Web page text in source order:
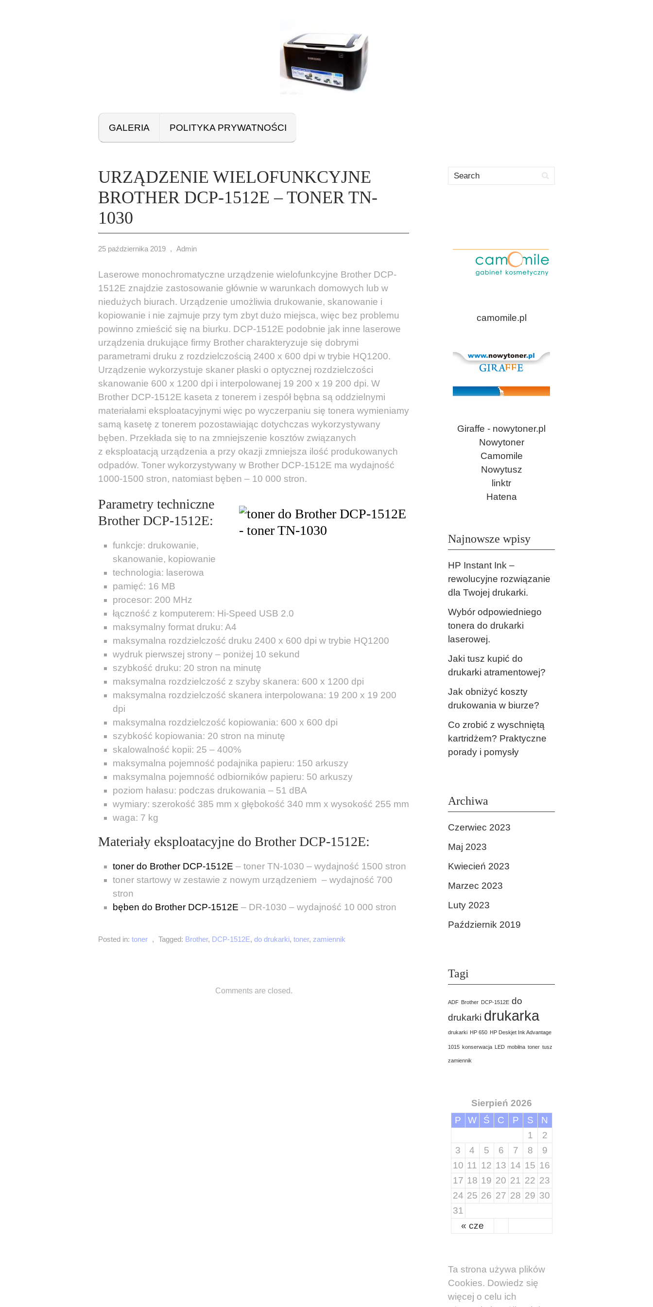
GALERIA POLITYKA PRYWATNOŚCI
URZĄDZENIE WIELOFUNKCYJNE
BROTHER DCP-1512E – TONER TN-
1030
25 października 2019 , Admin
Laserowe monochromatyczne urządzenie wielofunkcyjne Brother DCP-
1512E znajdzie zastosowanie głównie w warunkach domowych lub w
niedużych biurach. Urządzenie umożliwia drukowanie, skanowanie i
kopiowanie i nie zajmuje przy tym zbyt dużo miejsca, więc bez problemu
powinno zmieścić się na biurku. DCP-1512E podobnie jak inne laserowe
urządzenia drukujące firmy Brother charakteryzuje się dobrymi
parametrami druku z rozdzielczością 2400 x 600 dpi w trybie HQ1200.
Urządzenie wykorzystuje skaner płaski o optycznej rozdzielczości
skanowanie 600 x 1200 dpi i interpolowanej 19 200 x 19 200 dpi. W
Brother DCP-1512E kaseta z tonerem i zespół bębna są oddzielnymi
materiałami eksploatacyjnymi więc po wyczerpaniu się tonera wymieniamy
samą kasetę z tonerem pozostawiając dotychczas wykorzystywany
bęben. Przekłada się to na zmniejszenie kosztów związanych
z eksploatacją urządzenia a przy okazji zmniejsza ilość produkowanych
odpadów. Toner wykorzystywany w Brother DCP-1512E ma wydajność
1000-1500 stron, natomiast bęben – 10 000 stron.
Parametry techniczne
Brother DCP-1512E:
funkcje: drukowanie,
skanowanie, kopiowanie
technologia: laserowa
pamięć: 16 MB
procesor: 200 MHz
łączność z komputerem: Hi-Speed USB 2.0
maksymalny format druku: A4
maksymalna rozdzielczość druku 2400 x 600 dpi w trybie HQ1200
wydruk pierwszej strony – poniżej 10 sekund
szybkość druku: 20 stron na minutę
maksymalna rozdzielczość z szyby skanera: 600 x 1200 dpi
maksymalna rozdzielczość skanera interpolowana: 19 200 x 19 200
dpi
maksymalna rozdzielczość kopiowania: 600 x 600 dpi
szybkość kopiowania: 20 stron na minutę
skalowalność kopii: 25 – 400%
maksymalna pojemność podajnika papieru: 150 arkuszy
maksymalna pojemność odbiorników papieru: 50 arkuszy
poziom hałasu: podczas drukowania – 51 dBA
wymiary: szerokość 385 mm x głębokość 340 mm x wysokość 255 mm
waga: 7 kg
Materiały eksploatacyjne do Brother DCP-1512E:
toner do Brother DCP-1512E – toner TN-1030 – wydajność 1500 stron
toner startowy w zestawie z nowym urządzeniem – wydajność 700
stron
bęben do Brother DCP-1512E – DR-1030 – wydajność 10 000 stron
Posted in: toner , Tagged: Brother, DCP-1512E, do drukarki, toner, zamiennik
Comments are closed.
camomile.pl
Giraffe - nowytoner.pl
Nowytoner
Camomile
Nowytusz
linktr
Hatena
Najnowsze wpisy
HP Instant Ink –
rewolucyjne rozwiązanie
dla Twojej drukarki.
Wybór odpowiedniego
tonera do drukarki
laserowej.
Jaki tusz kupić do
drukarki atramentowej?
Jak obniżyć koszty
drukowania w biurze?
Co zrobić z wyschniętą
kartridżem? Praktyczne
porady i pomysły
Archiwa
Czerwiec 2023
Maj 2023
Kwiecień 2023
Marzec 2023
Luty 2023
Październik 2019
Tagi
ADF Brother DCP-1512E do
drukarki drukarka
drukarki HP 650 HP Deskjet Ink Advantage
1015 konserwacja LED mobilna toner tusz
zamiennik
Sierpień 2026
P
W Ś C P S N
« cze
1
2
3
4 5 6 7 8
9
10 11 12 13 14 15 16
17 18 19 20 21 22 23
24 25 26 27 28 29 30
31
Ta strona używa plików
Cookies. Dowiedz się
więcej o celu ich